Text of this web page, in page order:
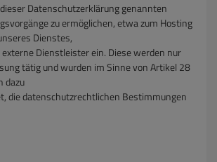
Datenschutzerklärung genannten
zu ermöglichen, etwa zum Hosting
Dienstes,
Dienstleister ein. Diese werden nur
tätig und wurden im Sinne von Artikel 28
dazu
datenschutzrechtlichen Bestimmungen